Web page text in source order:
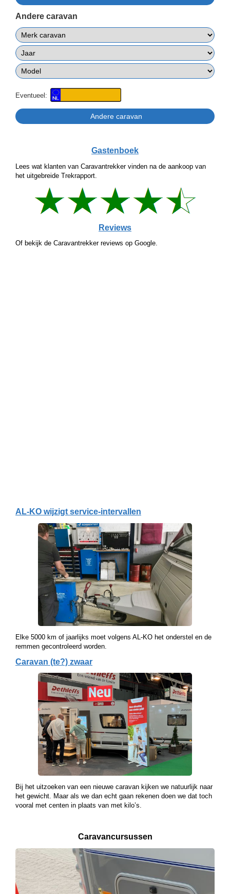
Andere caravan
Eventueel:
Gastenboek
Lees wat klanten van Caravantrekker vinden na de aankoop van
het uitgebreide Trekrapport.
Reviews
Of bekijk de Caravantrekker reviews op Google.
AL-KO wijzigt service-intervallen
Elke 5000 km of jaarlijks moet volgens AL-KO het onderstel en de
remmen gecontroleerd worden.
Caravan (te?) zwaar
Bij het uitzoeken van een nieuwe caravan kijken we natuurlijk naar
het gewicht. Maar als we dan echt gaan rekenen doen we dat toch
vooral met centen in plaats van met kilo’s.
Caravancursussen